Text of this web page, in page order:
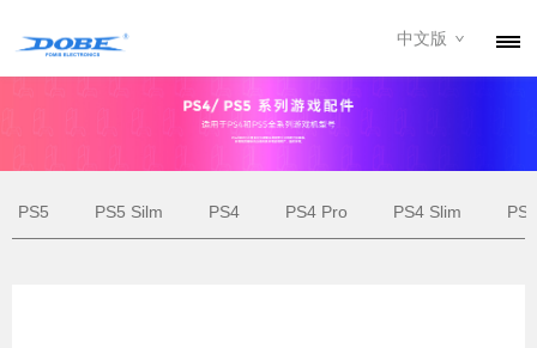
中文版
PS5 PS5 Silm PS4 PS4 Pro PS4 Slim PS3